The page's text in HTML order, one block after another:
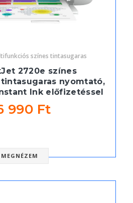
színes tintasugaras
2720e színes
nyomtató,
Ink előfizetéssel
990 Ft
MEGNÉZEM